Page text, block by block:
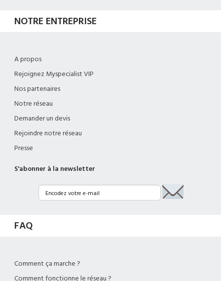
NOTRE ENTREPRISE
A propos
Rejoignez Myspecialist VIP
Nos partenaires
Notre réseau
Demander un devis
Rejoindre notre réseau
Presse
S'abonner à la newsletter
FAQ
Comment ça marche ?
Comment fonctionne le réseau ?